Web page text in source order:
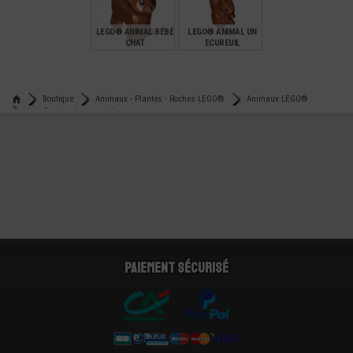
LEGO® ANIMAL BÉBÉ
CHAT
LEGO® ANIMAL UN
ECUREUIL
Boutique
Animaux - Plantes - Roches LEGO®
Animaux LEGO®
Lego® animal - ecureuil
Paiement sécurisé